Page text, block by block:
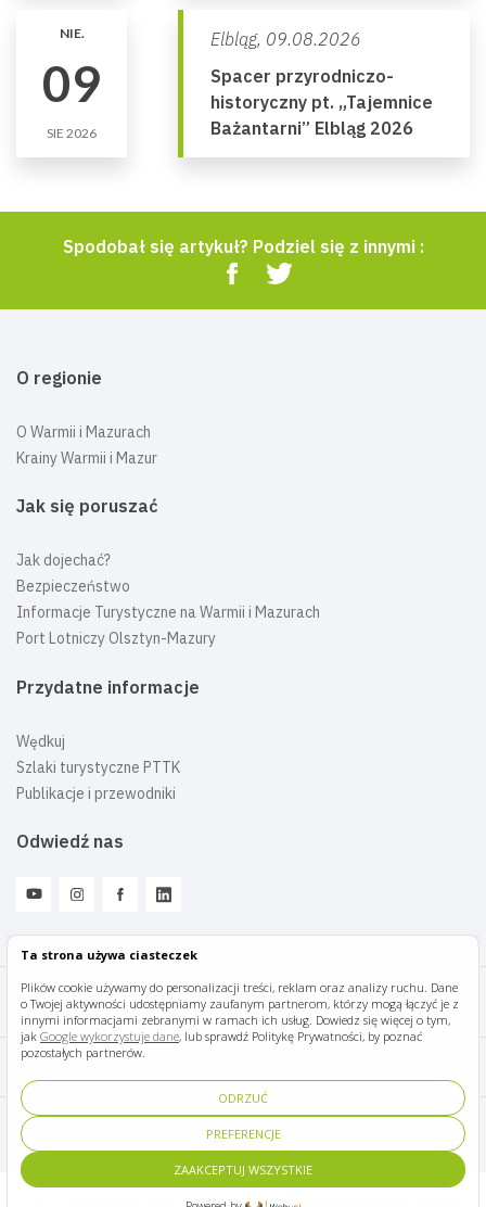
Ta strona używa ciasteczek
Plików cookie używamy do personalizacji treści, reklam oraz analizy ruchu. Dane
o Twojej aktywności udostępniamy zaufanym partnerom, którzy mogą łączyć je z
innymi informacjami zebranymi w ramach ich usług. Dowiedz się więcej o tym,
jak Google wykorzystuje dane, lub sprawdź Politykę Prywatności, by poznać
pozostałych partnerów.
ODRZUĆ
PREFERENCJE
ZAAKCEPTUJ WSZYSTKIE
NIE.
09
SIE 2026
Elbląg, 09.08.2026
Spacer przyrodniczo-
historyczny pt. „Tajemnice
Bażantarni” Elbląg 2026
Spodobał się artykuł? Podziel się z innymi :
O regionie
O Warmii i Mazurach
Krainy Warmii i Mazur
Jak się poruszać
Jak dojechać?
Bezpieczeństwo
Informacje Turystyczne na Warmii i Mazurach
Port Lotniczy Olsztyn-Mazury
Przydatne informacje
Wędkuj
Szlaki turystyczne PTTK
Publikacje i przewodniki
Odwiedź nas
Mazury Travel © 2026
Polityka prywatności
Designed by Panda Marketing